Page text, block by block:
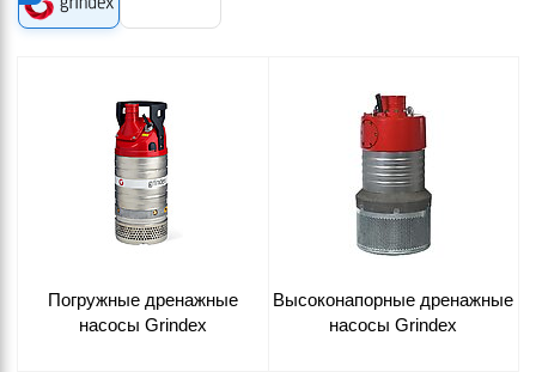
Погружные дренажные
насосы Grindex
Высоконапорные дренажные
насосы Grindex